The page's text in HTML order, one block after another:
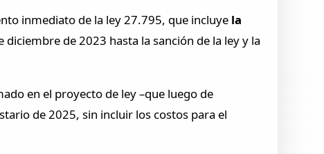
inmediato de la ley 27.795, que incluye la
diciembre de 2023 hasta la sanción de la ley y la
en el proyecto de ley –que luego de
de 2025, sin incluir los costos para el